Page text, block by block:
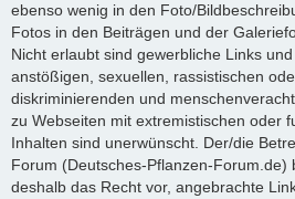
ebenso wenig in den Foto/
Fotos in den Beiträgen und der
Nicht erlaubt sind gewerbliche Links
anstößigen, sexuellen, rassistischen
diskriminierenden und
zu Webseiten mit extremistischen oder
Inhalten sind unerwünscht. Der/die
Forum (Deutsches-Pflanzen-Forum.de)
deshalb das Recht vor, angebrachte